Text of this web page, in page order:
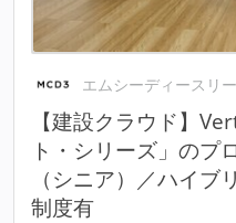
エムシーディースリ
【建設クラウド】
ト・シリーズ」のプ
（シニア）／ハイ
制度有